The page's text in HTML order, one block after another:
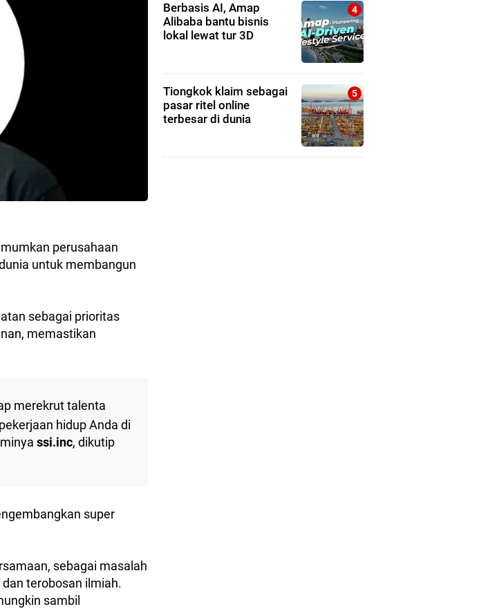
perusahaan
untuk membangun
sebagai prioritas
memastikan
merekrut talenta
hidup Anda di
ssi.inc, dikutip
super
sebagai masalah
terobosan ilmiah.
sambil
Berbasis AI, Amap
Alibaba bantu bisnis
lokal lewat tur 3D
Tiongkok klaim sebagai
pasar ritel online
terbesar di dunia